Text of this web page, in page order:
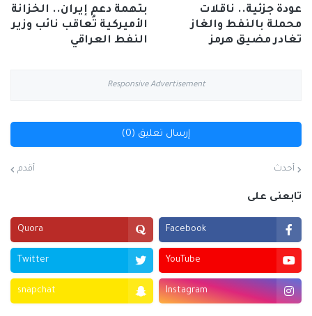
عودة جزئية.. ناقلات
محملة بالنفط والغاز
تغادر مضيق هرمز
بتهمة دعم إيران.. الخزانة
الأميركية تُعاقب نائب وزير
النفط العراقي
Responsive Advertisement
إرسال تعليق (0)
أحدث أقدم
تابعنى على
Facebook
Quora
YouTube
Twitter
Instagram
snapchat